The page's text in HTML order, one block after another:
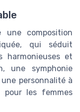
une composition
qui séduit
harmonieuses et
une symphonie
personnalité à
les femmes